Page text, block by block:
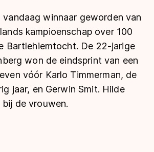
& tijden
vandaag winnaar geworden van
kampioenschap over 100
Bartlehiemtocht. De 22-jarige
won de eindsprint van een
vóór Karlo Timmerman, de
jaar, en Gerwin Smit. Hilde
de vrouwen.